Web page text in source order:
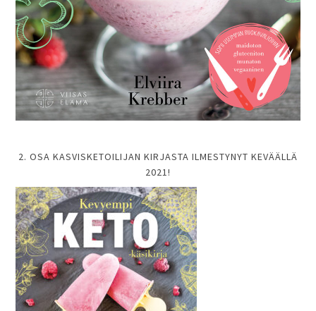
2. OSA KASVISKETOILIJAN KIRJASTA ILMESTYNYT KEVÄÄLLÄ
2021!